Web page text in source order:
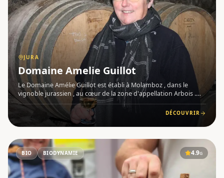
JURA
Domaine Amelie Guillot
Le Domaine Amélie Guillot est établi à Molamboz , dans le
vignoble jurassien , au cœur de la zone d'appellation Arbois .
Originaire de Bourgogne, Amélie Guillot s'est installée dans le
Jura pour y développer un domaine artisanal, travaillanDÉCOUVRIR
BIO BIODYNAMIE 4.9G